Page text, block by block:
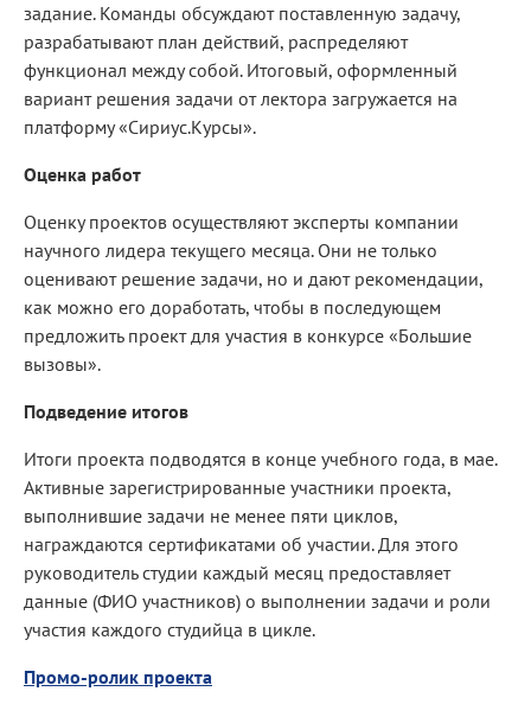
задание. Команды обсуждают поставленную задачу,
разрабатывают план действий, распределяют
функционал между собой. Итоговый, оформленный
вариант решения задачи от лектора загружается на
платформу «Сириус.Курсы».
Оценка работ
Оценку проектов осуществляют эксперты компании
научного лидера текущего месяца. Они не только
оценивают решение задачи, но и дают рекомендации,
как можно его доработать, чтобы в последующем
предложить проект для участия в конкурсе «Большие
вызовы».
Подведение итогов
Итоги проекта подводятся в конце учебного года, в мае.
Активные зарегистрированные участники проекта,
выполнившие задачи не менее пяти циклов,
награждаются сертификатами об участии. Для этого
руководитель студии каждый месяц предоставляет
данные (ФИО участников) о выполнении задачи и роли
участия каждого студийца в цикле.
Промо-ролик проекта